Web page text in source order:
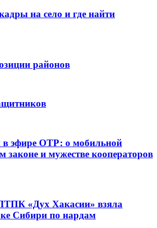
на село и где найти
районов
в эфире ОТР: о мобильной
законе и мужестве кооператоров
«Дух Хакасии» взяла
Сибири по нардам